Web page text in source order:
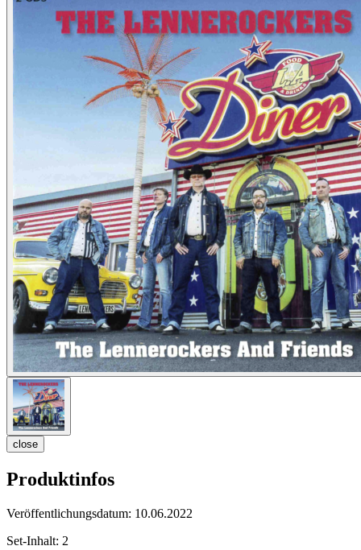
close
Produktinfos
Veröffentlichungsdatum: 10.06.2022
Set-Inhalt: 2